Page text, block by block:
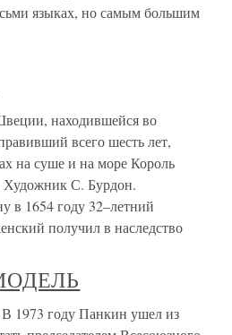
языках, но самым большим
находившейся во
всего шесть лет,
на суше и на море Король
С. Бурдон.
1654 году 32–летний
получил в наследство
году Панкин ушел из